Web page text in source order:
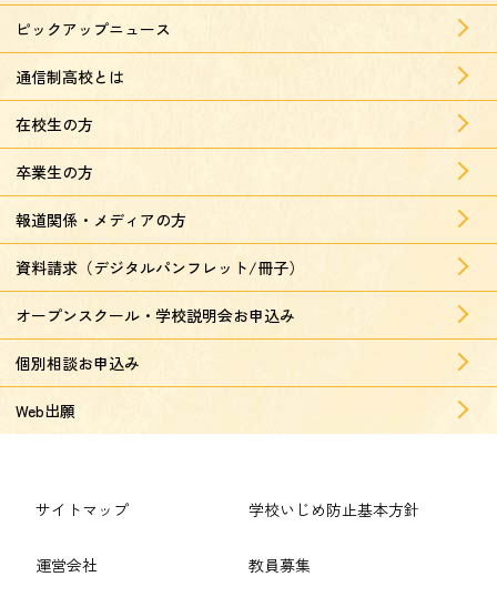
ピックアップニュース
通信制高校とは
在校生の方
卒業生の方
報道関係・メディアの方
資料請求（デジタルパンフレット/冊子）
オープンスクール・学校説明会お申込み
個別相談お申込み
Web出願
サイトマップ
運営会社
学校いじめ防止基本方針
教員募集